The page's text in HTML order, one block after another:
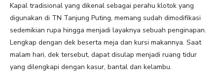
Kapal tradisional yang dikenal sebagai perahu klotok yang
digunakan di TN Tanjung Puting, memang sudah dimodifikasi
sedemikian rupa hingga menjadi layaknya sebuah penginapan.
Lengkap dengan dek beserta meja dan kursi makannya. Saat
malam hari, dek tersebut, dapat disulap menjadi ruang tidur
yang dilengkapi dengan kasur, bantal dan kelambu.